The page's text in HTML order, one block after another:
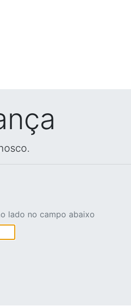
lado no campo abaixo